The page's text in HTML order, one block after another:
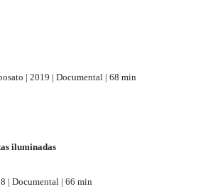
| 2019 | Documental | 68 min
iluminadas
| Documental | 66 min